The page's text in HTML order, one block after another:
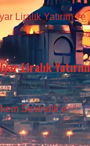
Liralık Yatırım